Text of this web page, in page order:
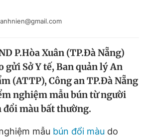
Magazine
Bạn cần biết
P.Hòa Xuân (TP.Đà Nẵng)
gửi Sở Y tế, Ban quản lý An
(ATTP), Công an TP.Đà Nẵng
nghiệm mẫu bún từ người
đổi màu bất thường.
mẫu bún đổi màu do